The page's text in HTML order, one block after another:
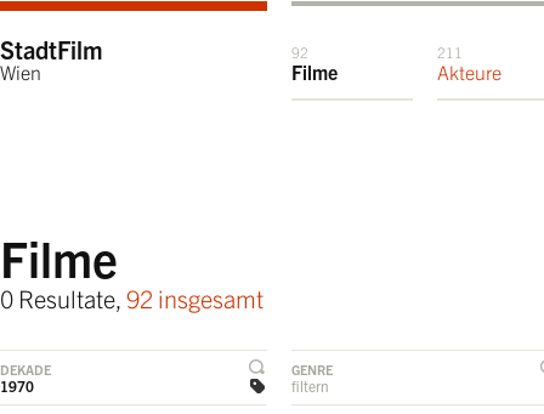
StadtFilm
Wien
92
Filme
211
Akteure
Filme
0 Resultate, 92 insgesamt
DEKADE
1970
GENRE
filtern